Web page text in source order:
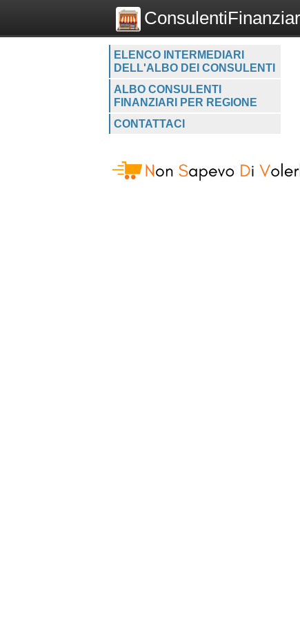
ELENCO INTERMEDIARI
DELL'ALBO DEI CONSULENTI
ALBO CONSULENTI
FINANZIARI PER REGIONE
CONTATTACI